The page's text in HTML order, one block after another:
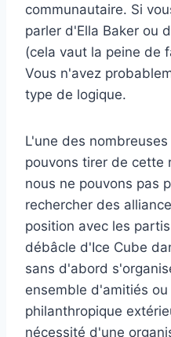
communautaire. Si
parler d'Ella Baker ou
(cela vaut la peine de
Vous n'avez
type de logique.
L'une des
pouvons tirer de cette
nous ne pouvons pas
rechercher des
position avec les
débâcle d'Ice Cube
sans d'abord
ensemble d'amitiés
philanthropique
nécessité d'une